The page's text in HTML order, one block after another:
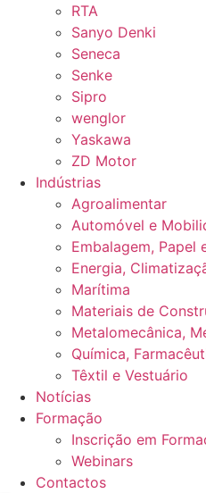
RTA
Sanyo Denki
Seneca
Senke
Sipro
wenglor
Yaskawa
ZD Motor
Indústrias
Agroalimentar
Automóvel e
Embalagem, Papel
Energia,
Marítima
Materiais de
Metalomecânica,
Química,
Têxtil e Vestuário
Notícias
Formação
Inscrição em
Webinars
Contactos